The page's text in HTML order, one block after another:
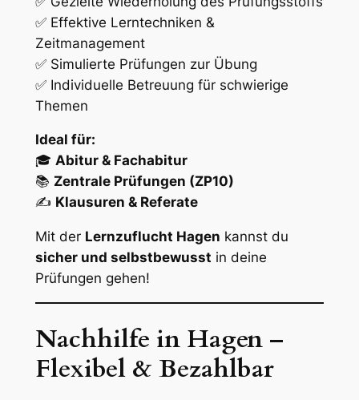
✅ Effektive Lerntechniken &
Zeitmanagement
✅ Simulierte Prüfungen zur Übung
✅ Individuelle Betreuung für schwierige
Themen
Ideal für:
🎓 Abitur & Fachabitur
📚 Zentrale Prüfungen (ZP10)
✍️ Klausuren & Referate
Mit der Lernzuflucht Hagen kannst du
sicher und selbstbewusst in deine
Prüfungen gehen!
Nachhilfe in Hagen –
Flexibel & Bezahlbar